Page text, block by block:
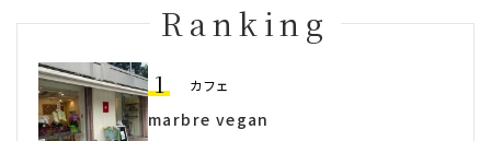
Ranking
1 カフェ
marbre vegan